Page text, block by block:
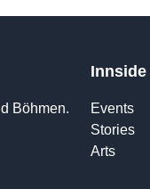
Böhmen.
Innside
Events
Stories
Arts